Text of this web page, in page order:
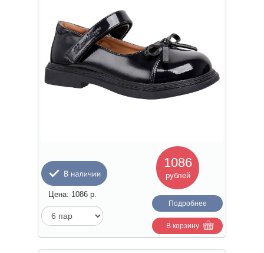
1086
рублей
Цена: 1086р.
Подробнее
В корзину